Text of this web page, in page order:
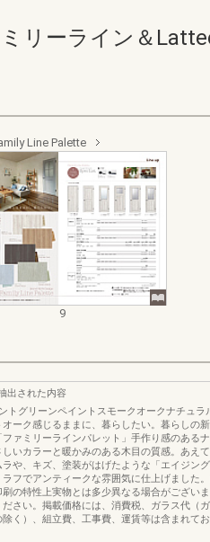
リーライン＆
Line Palette
9
出された内容
トグリーンペイントスモークオークナチュラ
オーク感じるままに、暮らしたい。暮らしの新
ファミリーラインパレット」手作り感のある
いカラーと暖かみのある木目の質感。あえて
や、キズ、塗装がはげたような「エイジン
フでアンティークな雰囲気に仕上げました
の特性上実物とは多少異なる場合がござい
さい。掲載価格には、消費税、ガラス代（ガ
除く）、組立費、工事費、運賃等は含まれてお